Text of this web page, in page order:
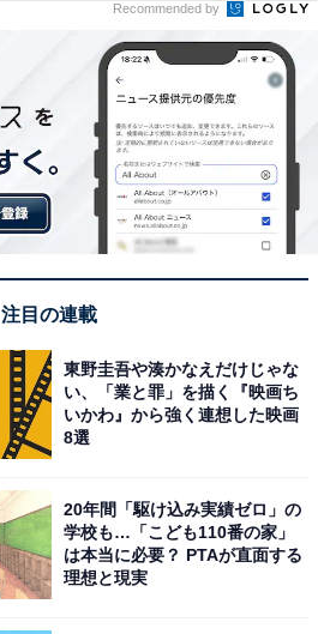
Recommended by
注目の連載
東野圭吾や湊かなえだけじゃな
い、「業と罪」を描く『映画ち
いかわ』から強く連想した映画
8選
20年間「駆け込み実績ゼロ」の
学校も…「こども110番の家」
は本当に必要？ PTAが直面する
理想と現実